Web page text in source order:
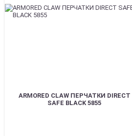
ARMORED CLAW ПЕРЧАТКИ DIRECT
SAFE BLACK 5855